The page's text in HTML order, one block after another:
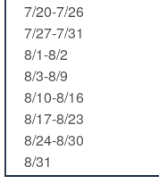
7/20-7/26
7/27-7/31
8/1-8/2
8/3-8/9
8/10-8/16
8/17-8/23
8/24-8/30
8/31